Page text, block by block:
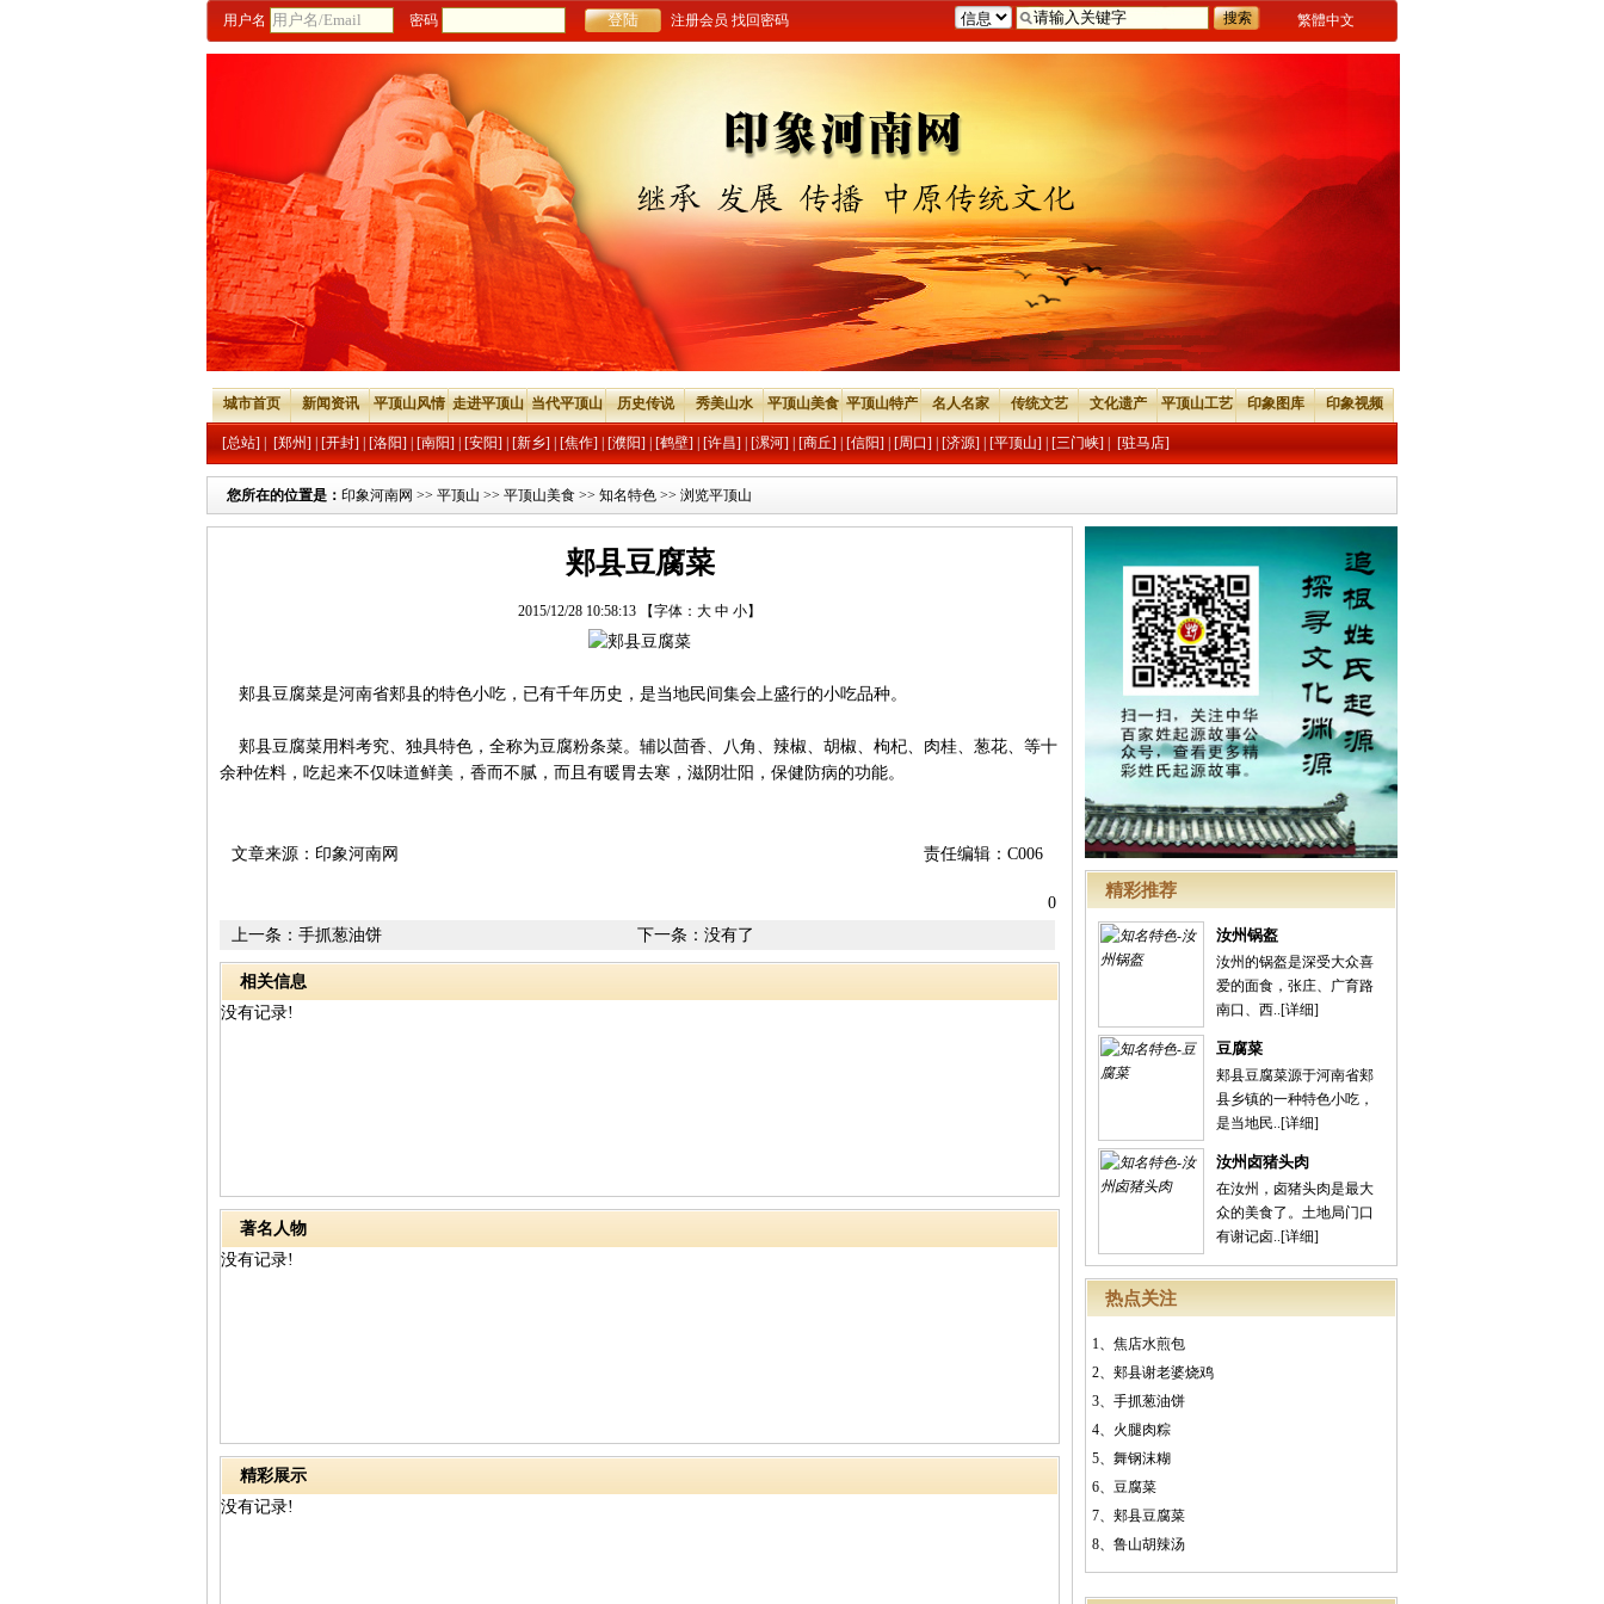
繁體中文
用户名 密码 注册会员 找回密码
城市首页 新闻资讯 平顶山风情 走进平顶山 当代平顶山 历史传说 秀美山水 平顶山美食 平顶山特产 名人名家 传统文艺 文化遗产 平顶山工艺 印象图库 印象视频
[总站] [郑州] [开封] [洛阳] [南阳] [安阳] [新乡] [焦作] [濮阳] [鹤壁] [许昌] [漯河] [商丘] [信阳] [周口] [济源] [平顶山] [三门峡] [驻马店]
您所在的位置是： 印象河南网 >> 平顶山 >> 平顶山美食 >> 知名特色 >> 浏览平顶山
精彩推荐
汝州锅盔
汝州的锅盔是深受大众喜
爱的面食，张庄、广育路
南口、西..[详细]
豆腐菜
郏县豆腐菜源于河南省郏
县乡镇的一种特色小吃，
是当地民..[详细]
汝州卤猪头肉
在汝州，卤猪头肉是最大
众的美食了。土地局门口
有谢记卤..[详细]
热点关注
1、 焦店水煎包
2、 郏县谢老婆烧鸡
3、 手抓葱油饼
4、 火腿肉粽
5、 舞钢沫糊
6、 豆腐菜
7、 郏县豆腐菜
8、 鲁山胡辣汤
郏县豆腐菜
2015/12/28 10:58:13 【字体： 大 中 小】
郏县豆腐菜是河南省郏县的特色小吃，已有千年历史，是当地民间集会上盛行的小吃品种。
郏县豆腐菜用料考究、独具特色，全称为豆腐粉条菜。辅以茴香、八角、辣椒、胡椒、枸杞、肉桂、葱花、等十
余种佐料，吃起来不仅味道鲜美，香而不腻，而且有暖胃去寒，滋阴壮阳，保健防病的功能。
责任编辑：C006
文章来源：印象河南网
0
下一条：没有了
上一条： 手抓葱油饼
相关信息
没有记录!
著名人物
没有记录!
精彩展示
没有记录!